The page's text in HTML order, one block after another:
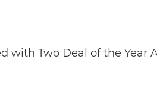
Two Deal of the Year